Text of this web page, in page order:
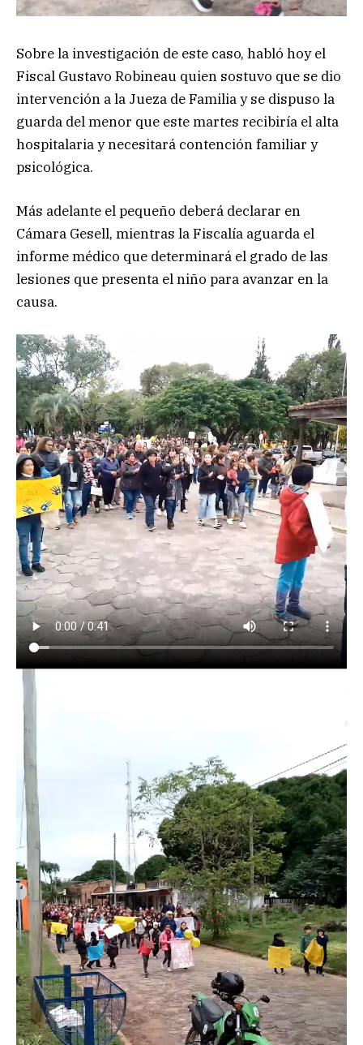
Sobre la investigación de este caso, habló hoy el
Fiscal Gustavo Robineau quien sostuvo que se dio
intervención a la Jueza de Familia y se dispuso la
guarda del menor que este martes recibiría el alta
hospitalaria y necesitará contención familiar y
psicológica.
Más adelante el pequeño deberá declarar en
Cámara Gesell, mientras la Fiscalía aguarda el
informe médico que determinará el grado de las
lesiones que presenta el niño para avanzar en la
causa.